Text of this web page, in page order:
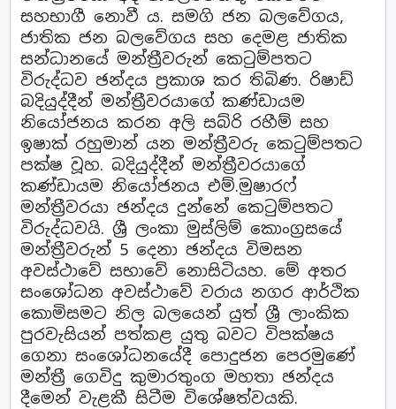
සහභාගී නොවී ය. සමගි ජන බලවේගය,
ජාතික ජන බලවේගය සහ දෙමළ ජාතික
සන්ධානයේ මන්ත්‍රීවරුන් කෙටුම්පතට
විරුද්ධව ඡන්දය ප්‍රකාශ කර තිබිණ. රිෂාඩ්
බදියුද්දීන් මන්ත්‍රීවරයාගේ කණ්ඩායම
නියෝජනය කරන අලි සබ්රි රහීම් සහ
ඉෂාක් රහුමාන් යන මන්ත්‍රීවරු කෙටුම්පතට
පක්ෂ වූහ. බදියුද්දීන් මන්ත්‍රීවරයාගේ
කණ්ඩායම නියෝජනය එම්.මුෂාරෆ්
මන්ත්‍රීවරයා ඡන්දය දුන්නේ කෙටුම්පතට
විරුද්ධවයි. ශ්‍රී ලංකා මුස්ලිම් කොංග්‍රසයේ
මන්ත්‍රීවරුන් 5 දෙනා ඡන්දය විමසන
අවස්ථාවේ සභාවේ නොසිටියහ. මේ අතර
සංශෝධන අවස්ථාවේ වරාය නගර ආර්ථික
කොමිසමට නිල බලයෙන් යුත් ශ්‍රී ලාංකික
පුරවැසියන් පත්කළ යුතු බවට විපක්ෂය
ගෙනා සංශෝධනයේදී පොදුජන පෙරමුණේ
මන්ත්‍රී ගෙවිදු කුමාරතුංග මහතා ඡන්දය
දීමෙන් වැළකී සිටීම විශේෂත්වයකි.